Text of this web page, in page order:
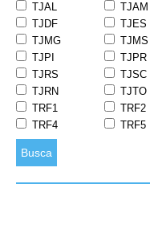
TJAL
TJAM
TJDF
TJES
TJMG
TJMS
TJPI
TJPR
TJRS
TJSC
TJRN
TJTO
TRF1
TRF2
TRF4
TRF5
Busca